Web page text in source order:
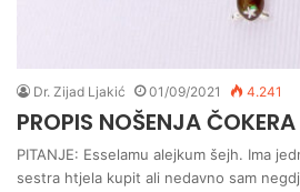
Dr. Zijad Ljakić 01/09/2021 4.241
PROPIS NOŠENJA ČOKERA
PITANJE: Esselamu alejkum šejh. Ima
sestra htjela kupit ali nedavno sam